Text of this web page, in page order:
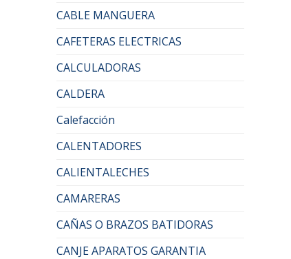
CABLE MANGUERA
CAFETERAS ELECTRICAS
CALCULADORAS
CALDERA
Calefacción
CALENTADORES
CALIENTALECHES
CAMARERAS
CAÑAS O BRAZOS BATIDORAS
CANJE APARATOS GARANTIA